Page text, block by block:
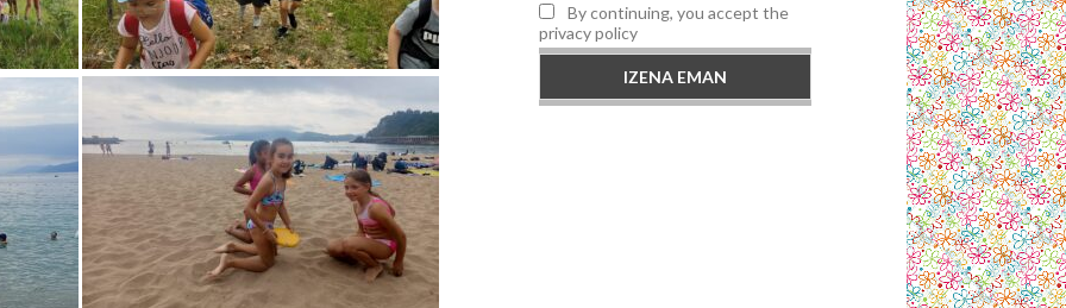
By continuing, you accept the
privacy policy